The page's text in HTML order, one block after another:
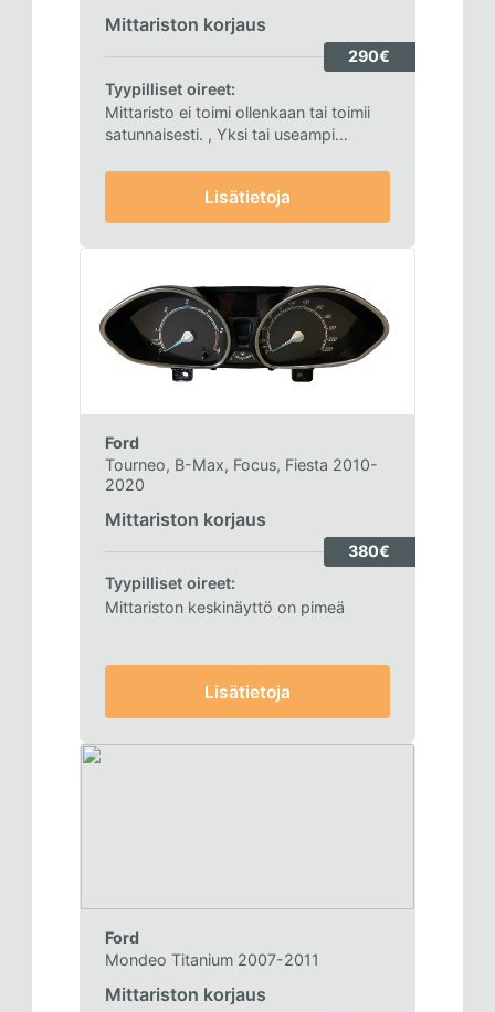
Mittariston korjaus
290€
Tyypilliset oireet:
Mittaristo ei toimi ollenkaan tai toimii
satunnaisesti. , Yksi tai useampi
väärin.
Lisätietoja
Ford
Tourneo, B-Max, Focus, Fiesta 2010-
2020
Mittariston korjaus
380€
Tyypilliset oireet:
Mittariston keskinäyttö on pimeä
Lisätietoja
Ford
Mondeo Titanium 2007-2011
Mittariston korjaus